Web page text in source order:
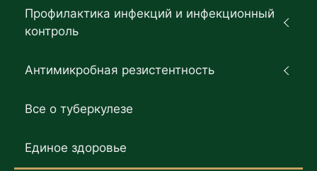
Профилактика инфекций и инфекционный
контроль
Антимикробная резистентность
Все о туберкулезе
Единое здоровье